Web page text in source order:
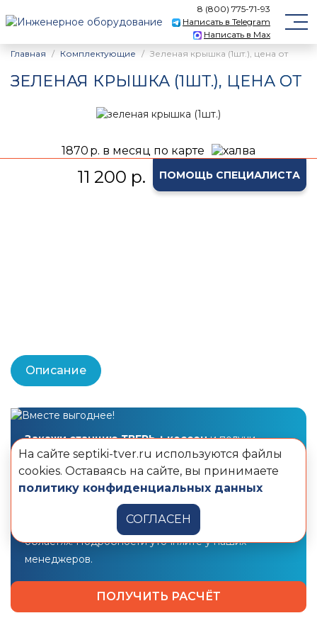
8 (800) 775-71-93
Написать в Telegram
Написать в Max
Главная
Комплектующие Зеленая крышка (1шт.), цена от
ЗЕЛЕНАЯ КРЫШКА (1ШТ.), ЦЕНА ОТ
1870 р. в месяц по карте
11 200 р. ПОМОЩЬ СПЕЦИАЛИСТА
Описание
Закажи станцию ТВЕРЬ + кессони получи
дополнительную скидку
на монтаж!
Предложение действует в Москве и Санкт-
Петербурге, Московской и Ленинградской
областях. Подробности уточняйте у наших
менеджеров.
ПОЛУЧИТЬ РАСЧЁТ
На сайте septiki-tver.ru используются файлы
cookies. Оставаясь на сайте, вы принимаете
политику конфиденциальных данных
СОГЛАСЕН